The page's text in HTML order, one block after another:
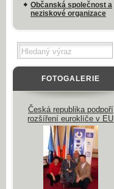
Občanská společnost a
neziskové organizace
FOTOGALERIE
Česká republika podpoří
rozšíření euroklíče v EU